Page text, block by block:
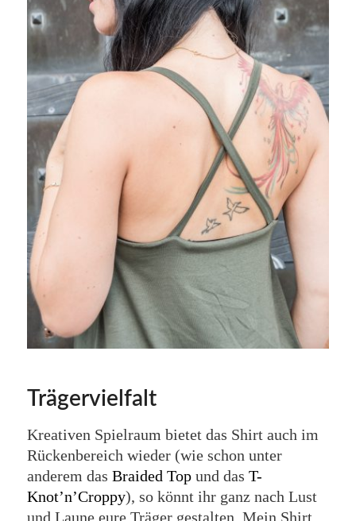
Trägervielfalt
Kreativen Spielraum bietet das Shirt auch im
Rückenbereich wieder (wie schon unter
anderem das Braided Topund das T-
Knot’n’Croppy), so könnt ihr ganz nach Lust
und Laune eure Träger gestalten. Mein Shirt